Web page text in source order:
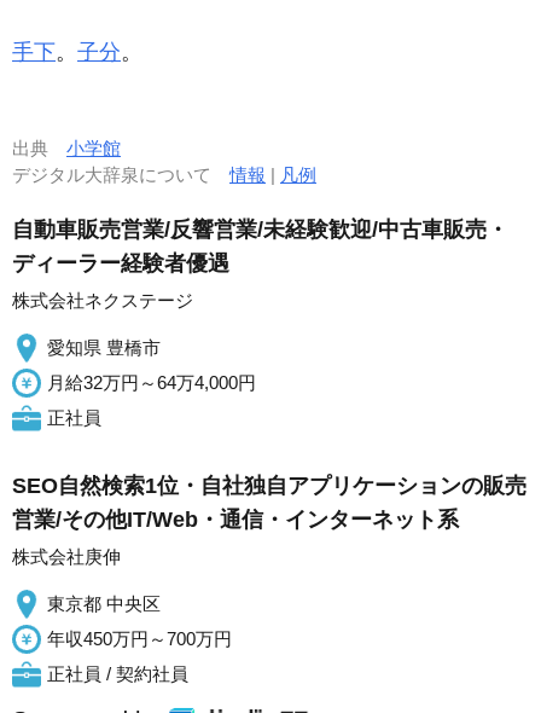
手下。 子分。
出典 小学館
デジタル大辞泉について情報 | 凡例
自動車販売営業/反響営業/未経験歓迎/中古車販売・
ディーラー経験者優遇
株式会社ネクステージ
愛知県 豊橋市
月給32万円～64万4,000円
正社員
SEO自然検索1位・自社独自アプリケーションの販売
営業/その他IT/Web・通信・インターネット系
株式会社庚伸
東京都 中央区
年収450万円～700万円
正社員 / 契約社員